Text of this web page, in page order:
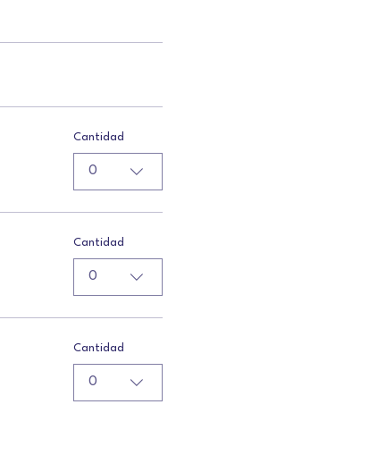
Cantidad
0
Cantidad
0
Cantidad
0